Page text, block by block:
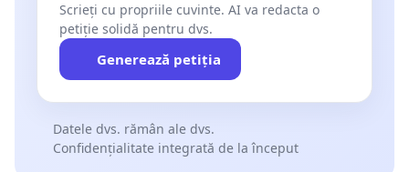
Scrieți cu propriile cuvinte. AI va redacta o
petiție solidă pentru dvs.
Generează petiția
Datele dvs. rămân ale dvs.
Confidențialitate integrată de la început